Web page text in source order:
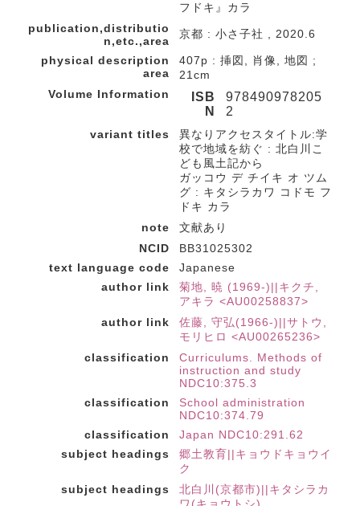
フドキ』カラ
publication,distributio
n,etc.,area
京都 : 小さ子社 , 2020.6
physical description
area
407p : 挿図, 肖像, 地図 ;
21cm
Volume Information
ISB
N
978490978205
2
variant titles
異なりアクセスタイトル:学
校で地域を紡ぐ : 北白川こ
ども風土記から
ガッコウ デ チイキ オ ツム
グ : キタシラカワ コドモ フ
ドキ カラ
note
文献あり
NCID
BB31025302
text language code
Japanese
author link
菊地, 暁 (1969-)||キクチ,
アキラ <AU00258837>
author link
佐藤, 守弘(1966-)||サトウ,
モリヒロ <AU00265236>
classification
Curriculums. Methods of
instruction and study
NDC10:375.3
classification
School administration
NDC10:374.79
classification
Japan NDC10:291.62
subject headings
郷土教育||キョウドキョウイ
ク
subject headings
北白川(京都市)||キタシラカ